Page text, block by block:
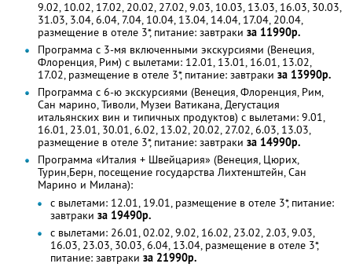
9.02, 10.02, 17.02, 20.02, 27.02, 9.03, 10.03, 13.03, 16.03, 30.03,
31.03, 3.04, 6.04, 7.04, 10.04, 13.04, 14.04, 17.04, 20.04,
размещение в отеле 3*, питание: завтраки за 11990р.
Программа с 3-мя включенными экскурсиями (Венеция,
Флоренция, Рим) с вылетами: 12.01, 13.01, 16.01, 13.02,
17.02, размещение в отеле 3*, питание: завтраки за 13990р.
Программа с 6-ю экскурсиями (Венеция, Флоренция, Рим,
Сан марино, Тиволи, Музеи Ватикана, Дегустация
итальянских вин и типичных продуктов) с вылетами: 9.01,
16.01, 23.01, 30.01, 6.02, 13.02, 20.02, 27.02, 6.03, 13.03,
размещение в отеле 3*, питание: завтраки за 14990р.
Программа «Италия + Швейцария» (Венеция, Цюрих,
Турин,Берн, посещение государства Лихтенштейн, Сан
Марино и Милана):
с вылетами: 12.01, 19.01, размещение в отеле 3*, питание:
завтраки за 19490р.
с вылетами: 26.01, 02.02, 9.02, 16.02, 23.02, 2.03, 9.03,
16.03, 23.03, 30.03, 6.04, 13.04, размещение в отеле 3*,
питание: завтраки за 21990р.